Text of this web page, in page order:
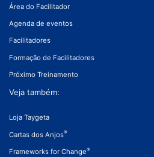
Área do Facilitador
Agenda de eventos
Facilitadores
Formação de Facilitadores
Próximo Treinamento
Veja também:
Loja Taygeta
Cartas dos Anjos®
Frameworks for Change®